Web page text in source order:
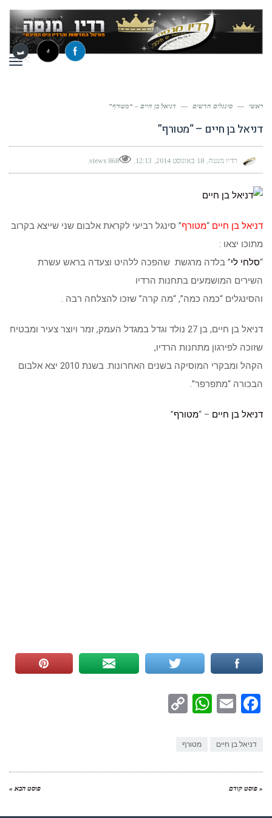
ראשי — סינגלים חדשים — דניאל בן חיים – “מטורף”
דניאל בן חיים – “מטורף”
רדיו מנטה 18 באוגוסט 2014 12:13
868 views
דניאל בן חיים “מטורף” סינגל רביעי לקראת אלבום שני שייצא בקרוב
מתוכו יצאו :
“סלחי לי” בלדה מרגשת שהפכה ללהיט וצעדה בראש עשרת
השירים המושמעים בתחנות הרדיו
והסינגלים “כמה כמה”, “מה קרה” שזכו להצלחה רבה .
דניאל בן חיים, בן 27 נולד וגדל במגדל העמק, זמר ויוצר צעיר ומבטיח
שזוכה לפירגון מתחנות הרדיו,
הקהל ומבקרי המוסיקה בשנים האחרונות. בשנת 2010 יצא אלבום
הבכורה “מתפרפר”.
דניאל בן חיים – “מטורף”
Facebook
Email
WhatsApp
דניאל בן חיים מטורף
« פוסט קודם פוסט הבא »